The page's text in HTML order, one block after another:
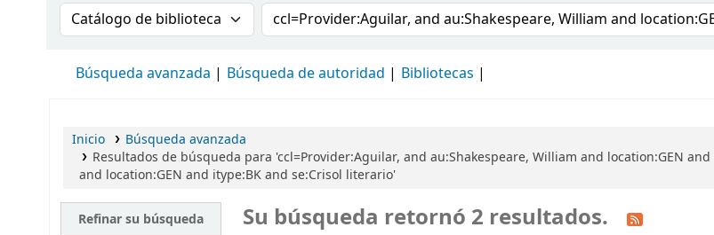
Buscar en el catálogo por:Buscar en el catálogo
Búsqueda avanzada Búsqueda de autoridad Bibliotecas
Inicio
Búsqueda avanzada
Resultados de búsqueda para 'ccl=Provider:Aguilar, and au:Shakespeare, William and location:GEN
and location:GEN and itype:BK and se:Crisol literario'
Refinar su búsqueda Su búsqueda retornó 2 resultados.